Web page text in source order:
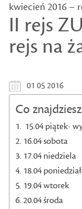
kwiecień 2016 –
II rejs
rejs na
01 05 2016
Co
15.04 piątek-
16.04 sobota
17.04 niedziela
18.04
19.04 wtorek
20.04 środa